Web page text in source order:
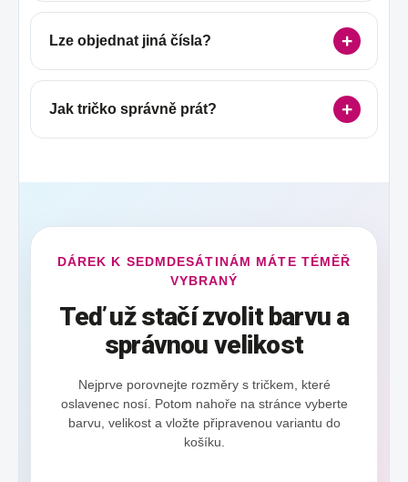
Lze objednat jiná čísla?
Jak tričko správně prát?
DÁREK K SEDMDESÁTINÁM MÁTE TÉMĚŘ
VYBRANÝ
Teď už stačí zvolit barvu a
správnou velikost
Nejprve porovnejte rozměry s tričkem, které
oslavenec nosí. Potom nahoře na stránce vyberte
barvu, velikost a vložte připravenou variantu do
košíku.